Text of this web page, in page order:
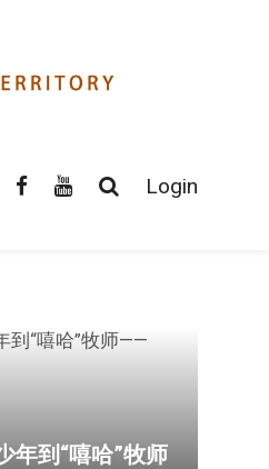
Login
年到“嘻哈”牧师